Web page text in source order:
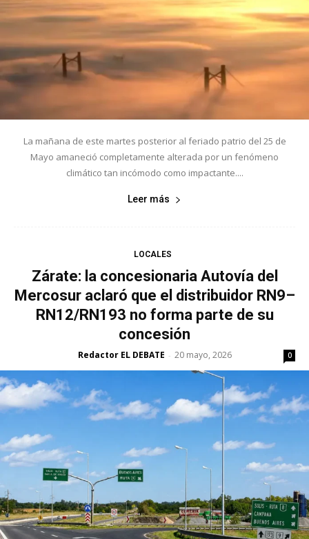
La mañana de este martes posterior al feriado patrio del 25 de
Mayo amaneció completamente alterada por un fenómeno
climático tan incómodo como impactante....
Leer más
LOCALES
Zárate: la concesionaria Autovía del
Mercosur aclaró que el distribuidor RN9–
RN12/RN193 no forma parte de su
concesión
Redactor EL DEBATE - 20 mayo, 2026 0